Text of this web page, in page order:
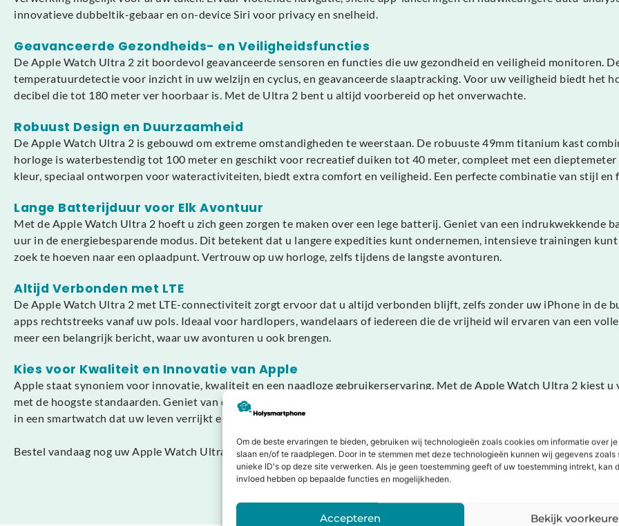
Om de beste ervaringen te bieden, gebruiken wij technologieën zoals cookies om informatie over
slaan en/of te raadplegen. Door in te stemmen met deze technologieën kunnen wij gegevens zoals
unieke ID's op deze site verwerken. Als je geen toestemming geeft of uw toestemming intrekt, kan
invloed hebben op bepaalde functies en mogelijkheden.
Accepteren Bekijk
innovatieve dubbeltik-gebaar en on-device Siri voor privacy en snelheid.
Geavanceerde Gezondheids- en Veiligheidsfuncties
De Apple Watch Ultra 2 zit boordevol geavanceerde sensoren en functies die uw gezondheid en veiligheid monitoren.
temperatuurdetectie voor inzicht in uw welzijn en cyclus, en geavanceerde slaaptracking. Voor uw veiligheid biedt het
decibel die tot 180 meter ver hoorbaar is. Met de Ultra 2 bent u altijd voorbereid op het onverwachte.
Robuust Design en Duurzaamheid
De Apple Watch Ultra 2 is gebouwd om extreme omstandigheden te weerstaan. De robuuste 49mm titanium kast
horloge is waterbestendig tot 100 meter en geschikt voor recreatief duiken tot 40 meter, compleet met een
kleur, speciaal ontworpen voor wateractiviteiten, biedt extra comfort en veiligheid. Een perfecte combinatie van stijl
Lange Batterijduur voor Elk Avontuur
Met de Apple Watch Ultra 2 hoeft u zich geen zorgen te maken over een lege batterij. Geniet van een
uur in de energiebesparende modus. Dit betekent dat u langere expedities kunt ondernemen, intensieve trainingen
zoek te hoeven naar een oplaadpunt. Vertrouw op uw horloge, zelfs tijdens de langste avonturen.
Altijd Verbonden met LTE
De Apple Watch Ultra 2 met LTE-connectiviteit zorgt ervoor dat u altijd verbonden blijft, zelfs zonder uw iPhone in de
apps rechtstreeks vanaf uw pols. Ideaal voor hardlopers, wandelaars of iedereen die de vrijheid wil ervaren van een
meer een belangrijk bericht, waar uw avonturen u ook brengen.
Kies voor Kwaliteit en Innovatie van Apple
Apple staat synoniem voor innovatie, kwaliteit en een naadloze gebruikerservaring. Met de Apple Watch Ultra 2 kiest
met de hoogste standaarden. Geniet van de integratie met het Apple-ecosysteem, de intuïtieve watchOS-software en
in een smartwatch dat uw leven verrijkt en vereenvoudigt.
Bestel vandaag nog uw Apple Watch Ultra 2 49mm LTE Ocean Midnight bij Holysmartphone en ervaar het verschil!